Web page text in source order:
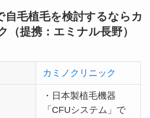
自毛植毛を検討するならカ
（提携：エミナル長野）
カミノクリニック
・日本製植毛機器
「CFUシステム」で